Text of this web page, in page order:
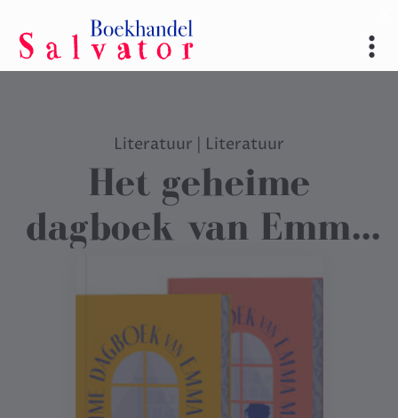
Literatuur | Literatuur
Het geheime
dagboek van Emma
M. Lion (set)